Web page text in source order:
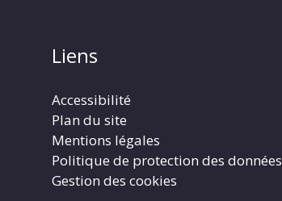
Liens
Accessibilité
Plan du site
Mentions légales
Politique de protection des données
Gestion des cookies